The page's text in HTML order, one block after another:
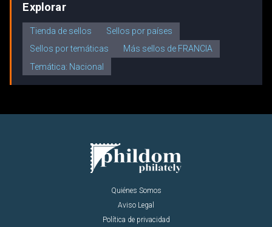
Explorar
Tienda de sellos
Sellos por países
Sellos por temáticas
Más sellos de FRANCIA
Temática: Nacional
Quiénes Somos
Aviso Legal
Política de privacidad